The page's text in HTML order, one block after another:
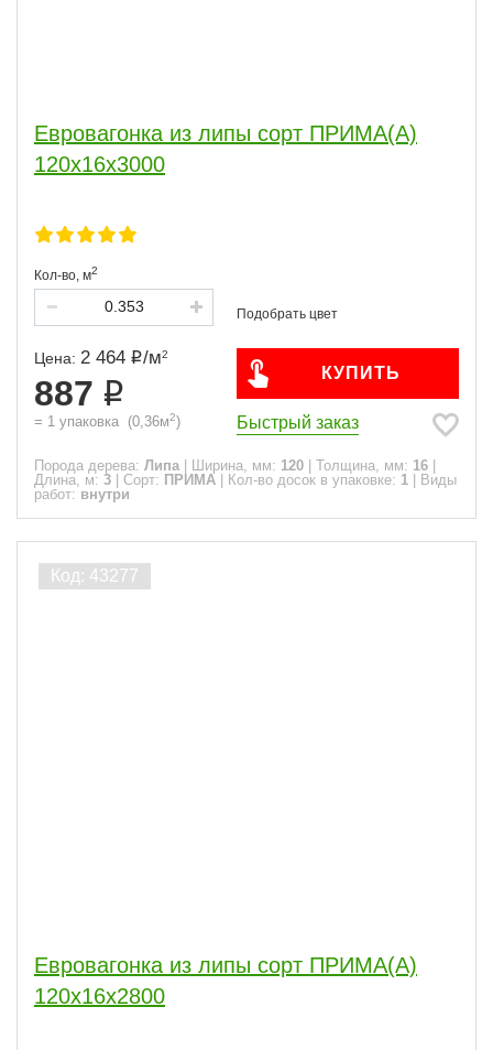
Евровагонка из липы сорт ПРИМА(А)
120x16x3000
Кол-во, м2
Цена: 2 464 /м2
887
= 1 упаковка (0,36м2)
КУПИТЬ
Быстрый заказ
Порода дерева: Липа Ширина, мм: 120 Толщина, мм: 16
Длина, м: 3 Сорт: ПРИМА Кол-во досок в упаковке: 1
Виды
работ: внутри
Евровагонка из липы сорт ПРИМА(А)
120x16x2800